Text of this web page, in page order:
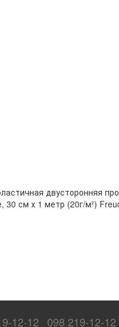
двусторонняя
30 см х 1 метр (20г/м²)
12-12 098 219-12-12